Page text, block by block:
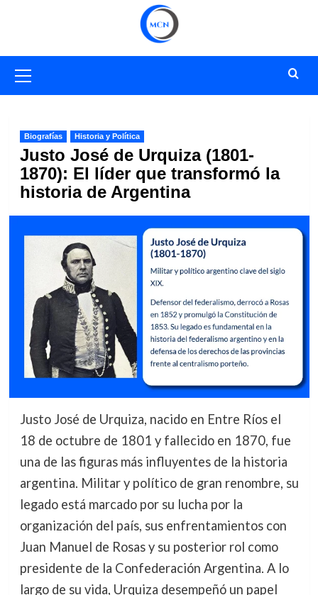
primario
Biografías Historia y Política
Justo José de Urquiza (1801-
1870): El líder que transformó la
historia de Argentina
Justo José de Urquiza, nacido en Entre Ríos el
18 de octubre de 1801 y fallecido en 1870, fue
una de las figuras más influyentes de la historia
argentina. Militar y político de gran renombre, su
legado está marcado por su lucha por la
organización del país, sus enfrentamientos con
Juan Manuel de Rosas y su posterior rol como
presidente de la Confederación Argentina. A lo
largo de su vida, Urquiza desempeñó un papel